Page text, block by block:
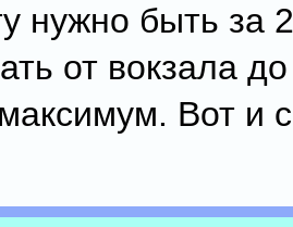
нужно быть за
от вокзала
Вот и